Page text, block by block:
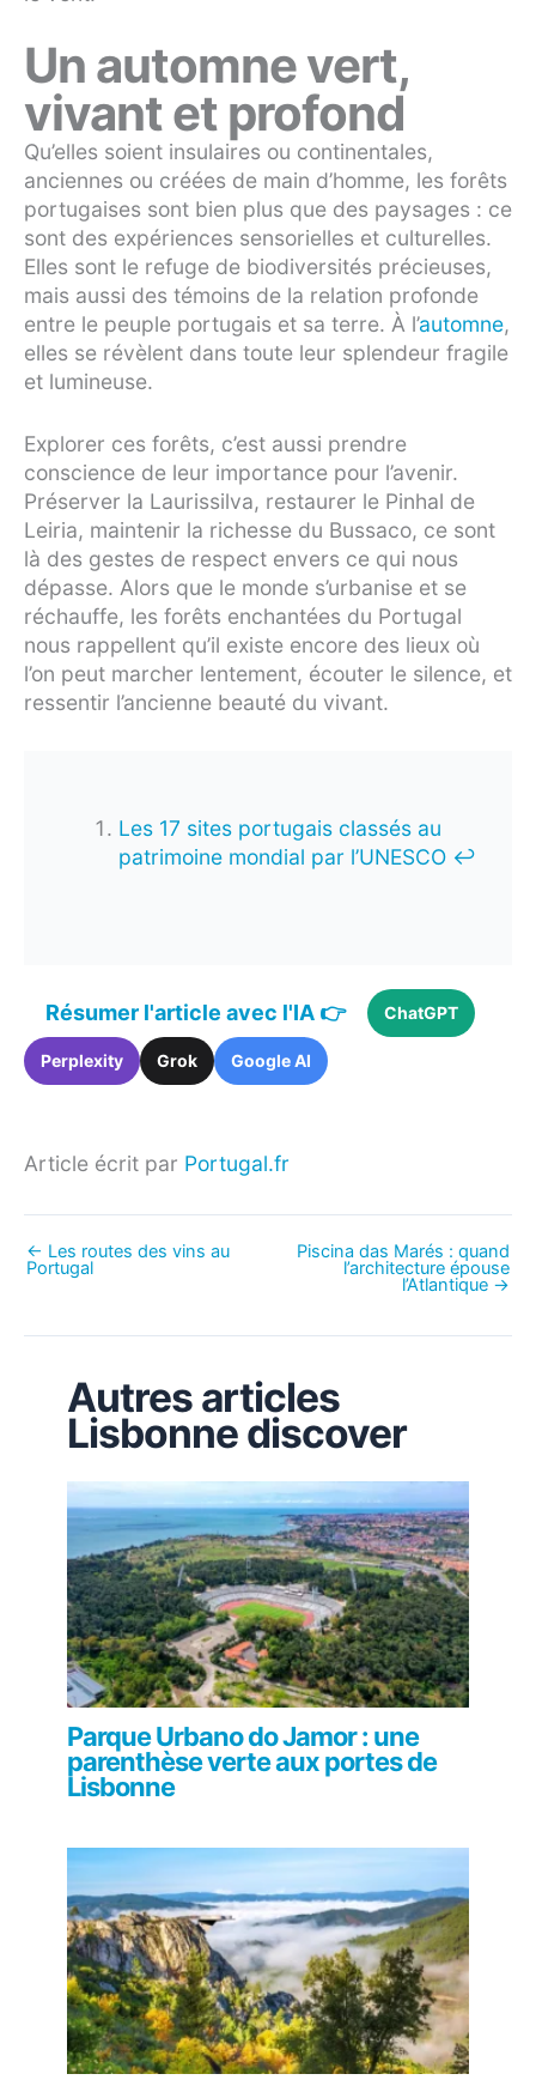
Un automne vert,
vivant et profond
Qu’elles soient insulaires ou continentales,
anciennes ou créées de main d’homme, les forêts
portugaises sont bien plus que des paysages : ce
sont des expériences sensorielles et culturelles.
Elles sont le refuge de biodiversités précieuses,
mais aussi des témoins de la relation profonde
entre le peuple portugais et sa terre. À l’automne,
elles se révèlent dans toute leur splendeur fragile
et lumineuse.
Explorer ces forêts, c’est aussi prendre
conscience de leur importance pour l’avenir.
Préserver la Laurissilva, restaurer le Pinhal de
Leiria, maintenir la richesse du Bussaco, ce sont
là des gestes de respect envers ce qui nous
dépasse. Alors que le monde s’urbanise et se
réchauffe, les forêts enchantées du Portugal
nous rappellent qu’il existe encore des lieux où
l’on peut marcher lentement, écouter le silence, et
ressentir l’ancienne beauté du vivant.
Les 17 sites portugais classés au
patrimoine mondial par l’UNESCO ↩︎
Résumer l'article avec l'IA 👉 ChatGPT
Perplexity Grok Google AI
Article écrit par Portugal.fr
← Les routes des vins au
Portugal
Piscina das Marés : quand
l’architecture épouse
l’Atlantique →
Autres articles
Lisbonne discover
Parque Urbano do Jamor : une
parenthèse verte aux portes de
Lisbonne